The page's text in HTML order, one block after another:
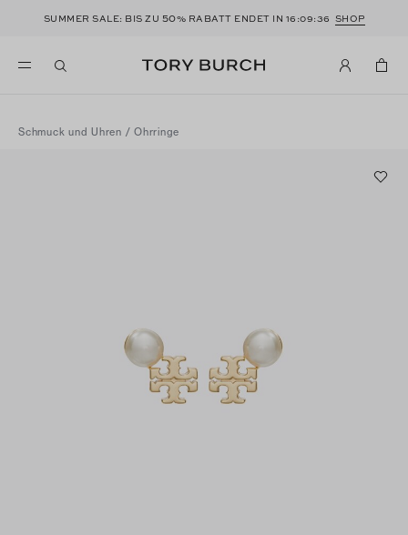
SUMMER SALE: BIS ZU 50% RABATT ENDET IN 16:09:36 SHOP
Schmuck und Uhren / Ohrringe